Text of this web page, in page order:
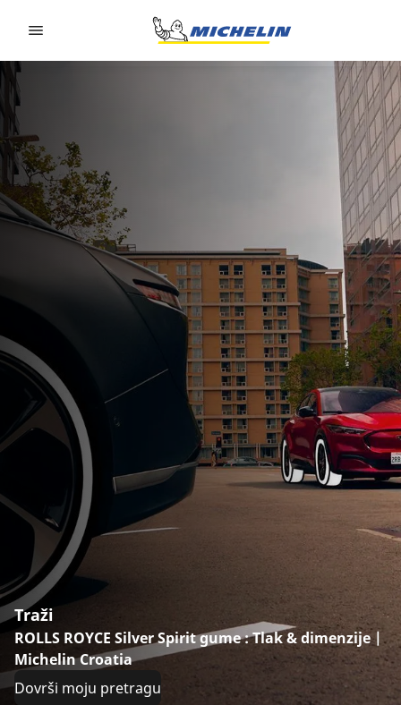
Traži
ROLLS ROYCE Silver Spirit gume : Tlak & dimenzije |
Michelin Croatia
Dovrši moju pretragu